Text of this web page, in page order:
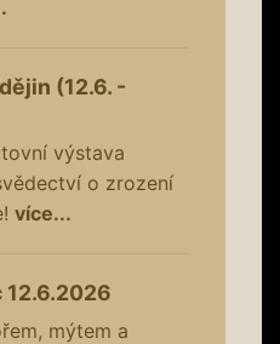
(12.6. -
výstava
o zrození
více...
12.6.2026
mýtem a